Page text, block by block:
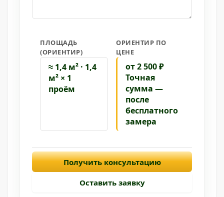
ПЛОЩАДЬ
(ОРИЕНТИР)
≈ 1,4 м² · 1,4
м² × 1
проём
ОРИЕНТИР ПО
ЦЕНЕ
от 2 500 ₽
Точная
сумма —
после
бесплатного
замера
Получить консультацию
Оставить заявку